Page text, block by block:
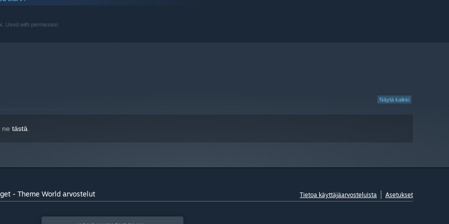
Used with permission.
Näytä kaikki
ne tästä.
- Theme World arvostelut Tietoa käyttäjäarvosteluista Asetukset